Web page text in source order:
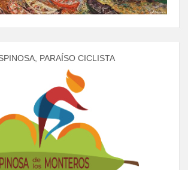
PARAÍSO CICLISTA